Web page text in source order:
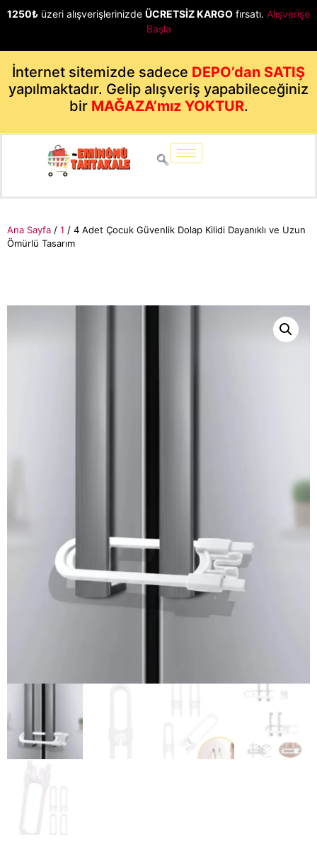
1250₺ üzeri alışverişlerinizde ÜCRETSİZ KARGO fırsatı. Alışverişe
Başla
İnternet sitemizde sadece DEPO’dan SATIŞ
yapılmaktadır. Gelip alışveriş yapabileceğiniz
bir MAĞAZA’mız YOKTUR.
Ana Sayfa / 1 / 4 Adet Çocuk Güvenlik Dolap Kilidi Dayanıklı ve Uzun
Ömürlü Tasarım